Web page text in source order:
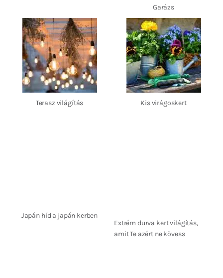
Garázs
Terasz világítás Kis virágoskert
Japán híd a japán kerben
Extrém durva kert világítás,
amit Te azért ne kövess